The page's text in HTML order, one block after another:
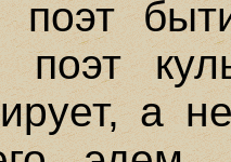
поэт
поэт
а